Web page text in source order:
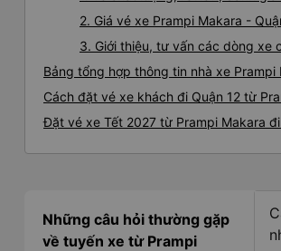
2. Giá vé xe Prampi Makara -
3. Giới thiệu, tư vấn các dòng xe
Bảng tổng hợp thông tin nhà xe Prampi
Cách đặt vé xe khách đi Quận 12 từ
Đặt vé xe Tết 2027 từ Prampi Makara
Những câu hỏi thường gặp
về tuyến xe từ Prampi